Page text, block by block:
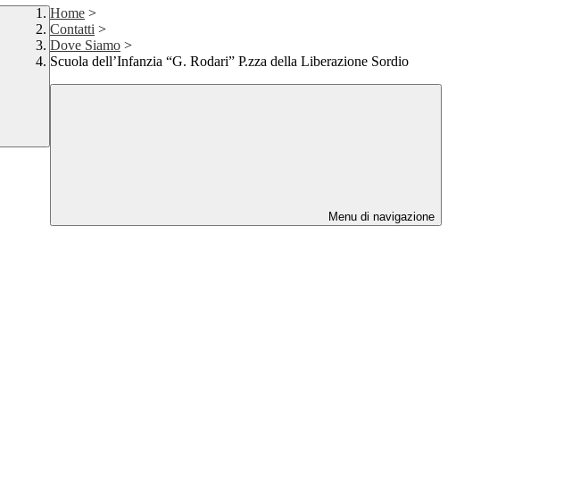
Home >
Contatti >
Dove Siamo >
Scuola dell’Infanzia “G. Rodari” P.zza della Liberazione Sordio
Menu di navigazione